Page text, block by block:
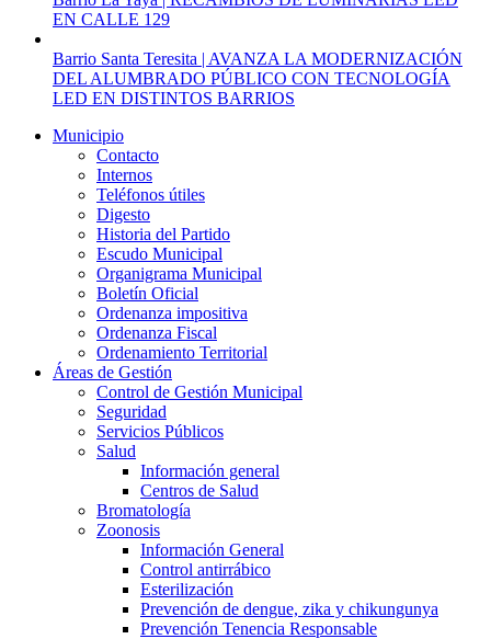
EN CALLE 129
Barrio Santa Teresita | AVANZA LA MODERNIZACIÓN
DEL ALUMBRADO PÚBLICO CON TECNOLOGÍA
LED EN DISTINTOS BARRIOS
Municipio
Contacto
Internos
Teléfonos útiles
Digesto
Historia del Partido
Escudo Municipal
Organigrama Municipal
Boletín Oficial
Ordenanza impositiva
Ordenanza Fiscal
Ordenamiento Territorial
Áreas de Gestión
Control de Gestión Municipal
Seguridad
Servicios Públicos
Salud
Información general
Centros de Salud
Bromatología
Zoonosis
Información General
Control antirrábico
Esterilización
Prevención de dengue, zika y chikungunya
Prevención Tenencia Responsable